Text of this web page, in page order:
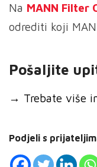
Na MANN Filter
odrediti koji
Pošaljite
→ Trebate više
Podjeli s